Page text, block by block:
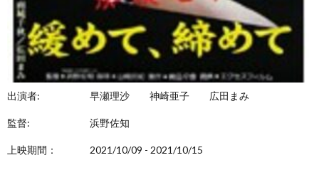
出演者: 早瀬理沙 神崎亜子 広田まみ
監督: 浜野佐知
上映期間： 2021/10/09 - 2021/10/15